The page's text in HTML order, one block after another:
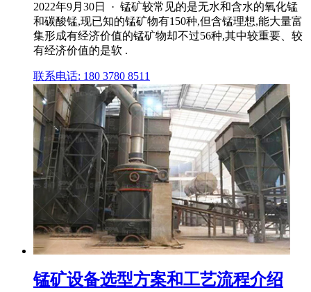
2022年9月30日 · 锰矿较常见的是无水和含水的氧化锰
和碳酸锰,现已知的锰矿物有150种,但含锰理想,能大量富
集形成有经济价值的锰矿物却不过56种,其中较重要、较
有经济价值的是软 .
联系电话: 180 3780 8511
锰矿设备选型方案和工艺流程介绍